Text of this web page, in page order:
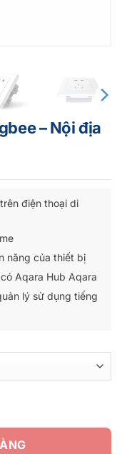
– Nội địa
điện thoại di
năng của thiết bị
Aqara Hub Aqara
lý sử dụng tiếng
số lượng